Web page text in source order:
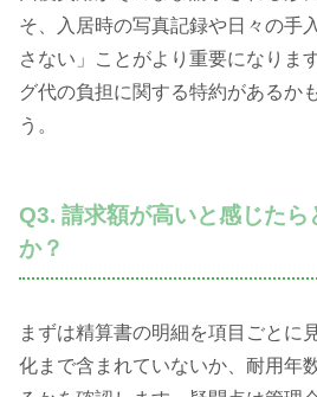
そ、入居時の写真記録や日々の手
さない」ことがより重要になりま
グ代の負担に関する特約があるか
う。
Q3. 請求額が高いと感じた
か？
まずは精算書の明細を項目ごとに
化まで含まれていないか、耐用年